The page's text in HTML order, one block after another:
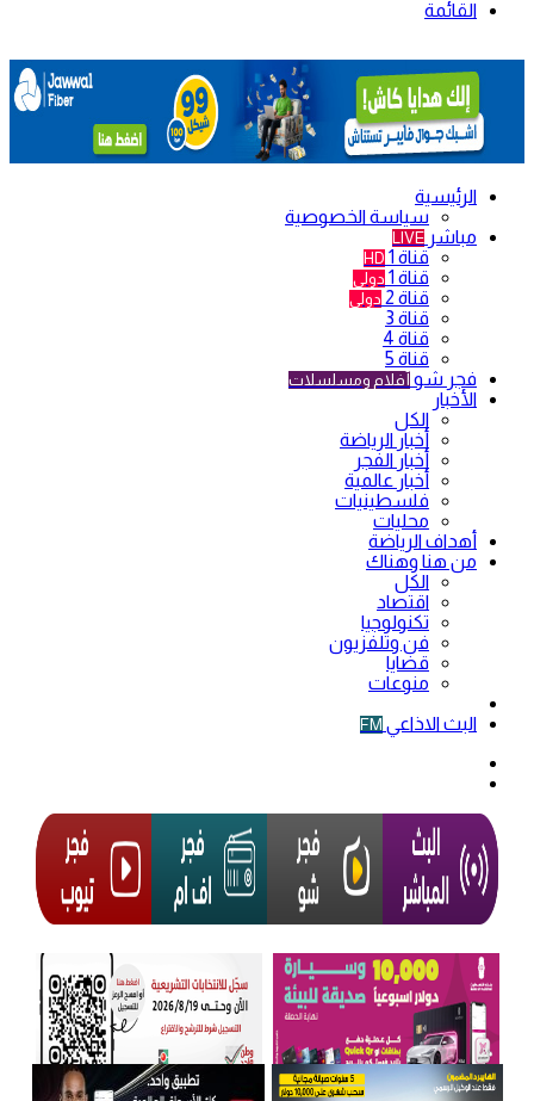
القائمة
الرئيسية
سياسة الخصوصية
مباشر LIVE
قناة 1 HD
قناة 1 دولي
قناة 2 دولي
قناة 3
قناة 4
قناة 5
فجر شو أفلام ومسلسلات
الأخبار
الكل
أخبار الرياضة
أخبار الفجر
أخبار عالمية
فلسطينيات
محليات
أهداف الرياضة
من هنا وهناك
الكل
اقتصاد
تكنولوجيا
فن وتلفزيون
قضايا
منوعات
البث الاذاعي FM